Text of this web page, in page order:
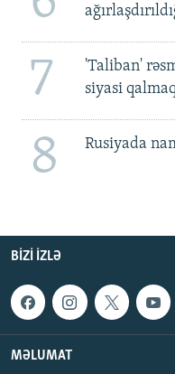
7
'Taliban'
siyasi
8 Rusiyada
BIZI IZLƏ
MƏLUMAT